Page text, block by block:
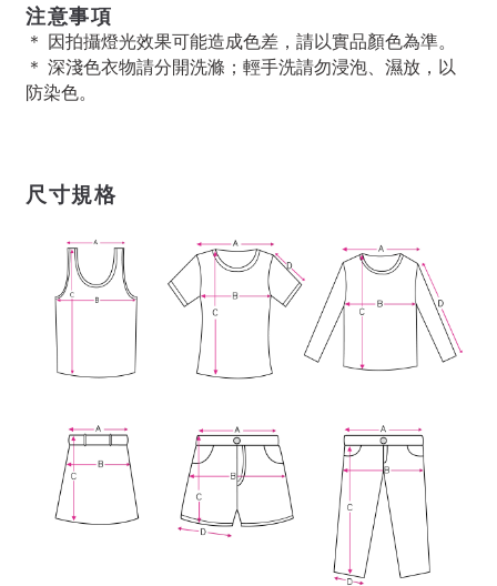
注意事項
＊ 因拍攝燈光效果可能造成色差，請以實品顏色為準。
＊ 深淺色衣物請分開洗滌；輕手洗請勿浸泡、濕放，以
防染色。
尺寸規格